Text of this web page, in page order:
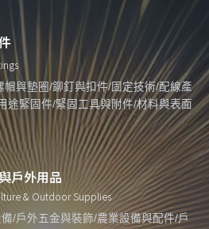
帽與墊圈/鉚釘與扣件/固定技術/配線產
途緊固件/緊固工具與附件/材料與表面
戶外用品
& Outdoor Supplies
/戶外五金與裝飾/農業設備與配件/戶